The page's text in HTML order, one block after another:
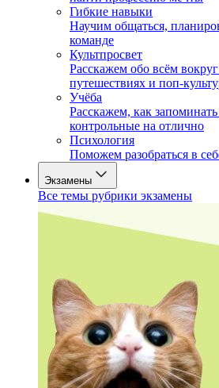
Гибкие навыки
Научим общаться,
команде
Культпросвет
Расскажем обо всём
путешествиях и поп-
Учёба
Расскажем, как
контрольные на отлично
Психология
Поможем разобраться в
Экзамены
Все темы рубрики экзамены